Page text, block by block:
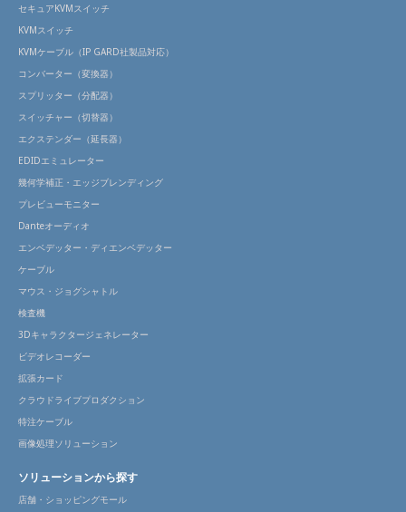
セキュアKVMスイッチ
KVMスイッチ
KVMケーブル（IP GARD社製品対応）
コンバーター（変換器）
スプリッター（分配器）
スイッチャー（切替器）
エクステンダー（延長器）
EDIDエミュレーター
幾何学補正・エッジブレンディング
プレビューモニター
Danteオーディオ
エンベデッター・ディエンベデッター
ケーブル
マウス・ジョグシャトル
検査機
3Dキャラクタージェネレーター
ビデオレコーダー
拡張カード
クラウドライブプロダクション
特注ケーブル
画像処理ソリューション
ソリューションから探す
店舗・ショッピングモール